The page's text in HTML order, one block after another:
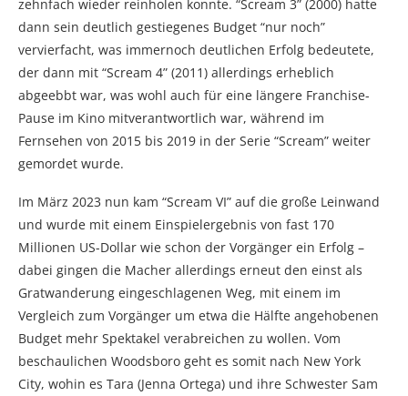
zehnfach wieder reinholen konnte. “Scream 3” (2000) hatte
dann sein deutlich gestiegenes Budget “nur noch”
vervierfacht, was immernoch deutlichen Erfolg bedeutete,
der dann mit “Scream 4” (2011) allerdings erheblich
abgeebbt war, was wohl auch für eine längere Franchise-
Pause im Kino mitverantwortlich war, während im
Fernsehen von 2015 bis 2019 in der Serie “Scream” weiter
gemordet wurde.
Im März 2023 nun kam “Scream VI” auf die große Leinwand
und wurde mit einem Einspielergebnis von fast 170
Millionen US-Dollar wie schon der Vorgänger ein Erfolg –
dabei gingen die Macher allerdings erneut den einst als
Gratwanderung eingeschlagenen Weg, mit einem im
Vergleich zum Vorgänger um etwa die Hälfte angehobenen
Budget mehr Spektakel verabreichen zu wollen. Vom
beschaulichen Woodsboro geht es somit nach New York
City, wohin es Tara (Jenna Ortega) und ihre Schwester Sam